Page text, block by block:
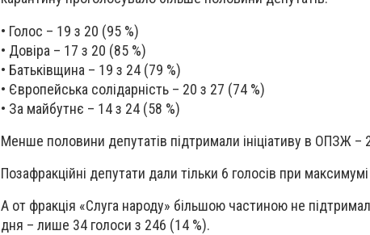
• Голос – 19 з 20 (95 %)
• Довіра – 17 з 20 (85 %)
• Батьківщина – 19 з 24 (79 %)
• Європейська солідарність – 20 з 27 (74 %)
• За майбутнє – 14 з 24 (58 %)
Менше половини депутатів підтримали ініціативу в ОПЗЖ –
Позафракційні депутати дали тільки 6 голосів при
А от фракція «Слуга народу» більшою частиною не
дня – лише 34 голоси з 246 (14 %).